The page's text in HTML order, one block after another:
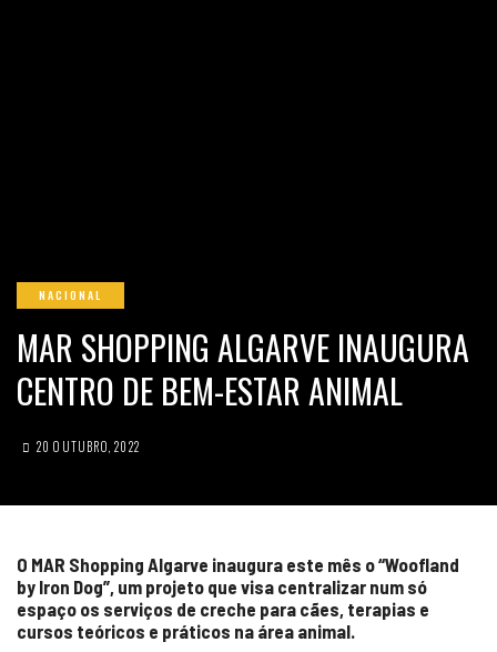
NACIONAL
MAR SHOPPING ALGARVE INAUGURA
CENTRO DE BEM-ESTAR ANIMAL
20 OUTUBRO, 2022
O MAR Shopping Algarve inaugura este mês o “Woofland
by Iron Dog”, um projeto que visa centralizar num só
espaço os serviços de creche para cães, terapias e
cursos teóricos e práticos na área animal.